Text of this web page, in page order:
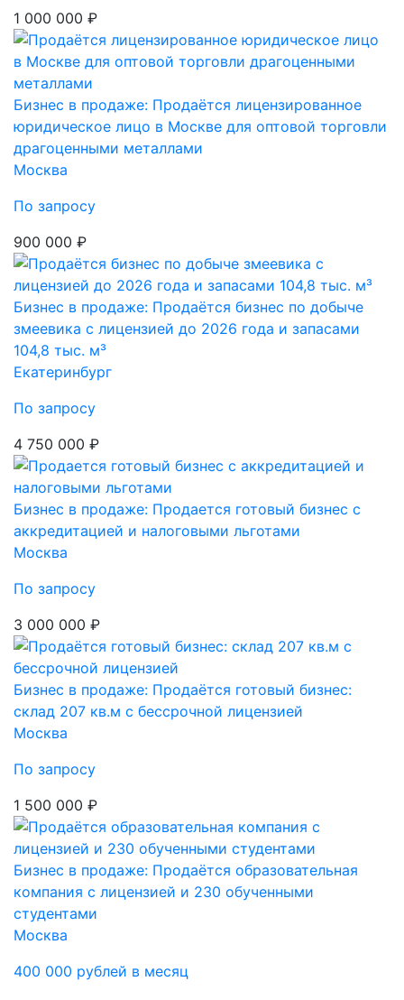
1 000 000 ₽
Бизнес в продаже: Продаётся лицензированное
юридическое лицо в Москве для оптовой торговли
драгоценными металлами
Москва
По запросу
900 000 ₽
Бизнес в продаже: Продаётся бизнес по добыче
змеевика с лицензией до 2026 года и запасами
104,8 тыс. м³
Екатеринбург
По запросу
4 750 000 ₽
Бизнес в продаже: Продается готовый бизнес с
аккредитацией и налоговыми льготами
Москва
По запросу
3 000 000 ₽
Бизнес в продаже: Продаётся готовый бизнес:
склад 207 кв.м с бессрочной лицензией
Москва
По запросу
1 500 000 ₽
Бизнес в продаже: Продаётся образовательная
компания с лицензией и 230 обученными
студентами
Москва
400 000 рублей в месяц